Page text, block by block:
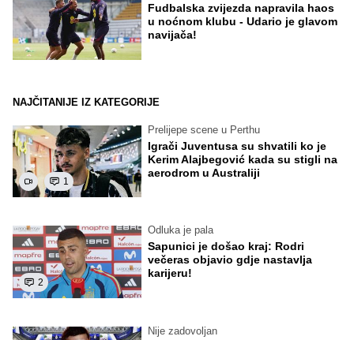
Fudbalska zvijezda napravila haos
u noćnom klubu - Udario je glavom
navijača!
NAJČITANIJE IZ KATEGORIJE
1
Prelijepe scene u Perthu
Igrači Juventusa su shvatili ko je
Kerim Alajbegović kada su stigli na
aerodrom u Australiji
2
Odluka je pala
Sapunici je došao kraj: Rodri
večeras objavio gdje nastavlja
karijeru!
Nije zadovoljan